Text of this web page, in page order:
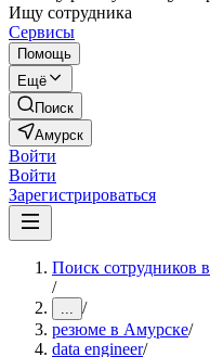
Ищу сотрудника
Сервисы
Помощь
Ещё
Поиск
Амурск
Войти
Войти
Зарегистрироваться
Поиск сотрудников
/
... /
резюме в Амурске/
data engineer/